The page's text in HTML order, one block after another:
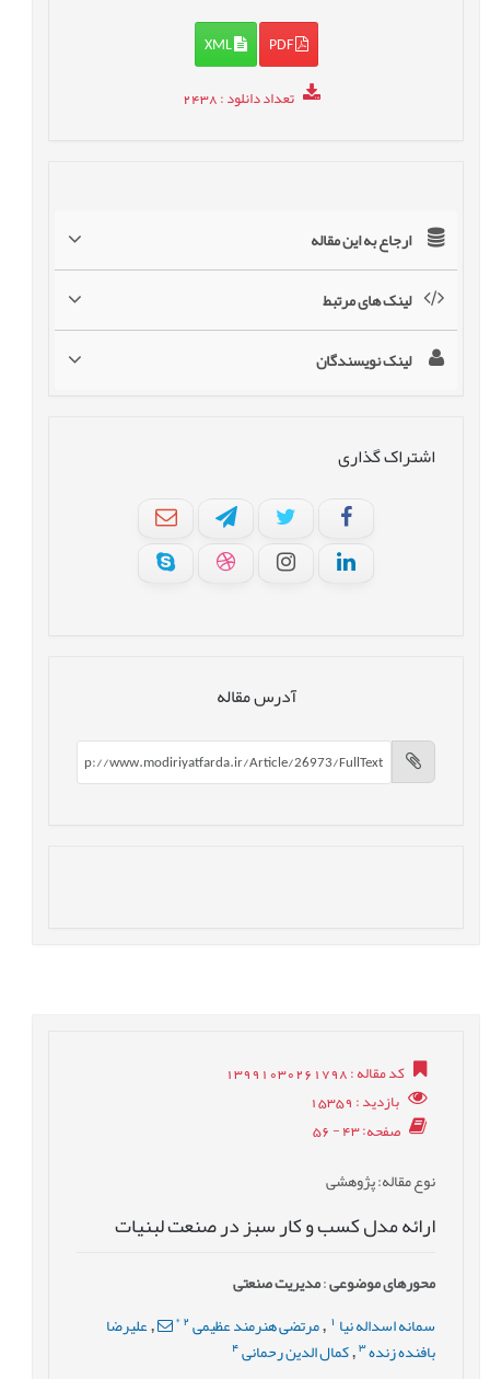
PDF
XML
تعداد دانلود: 2438
ارجاع به این مقاله
لینک های مرتبط
لینک نویسندگان
اشتراک گذاری
آدرس مقاله
کد مقاله: 13991030261798
بازدید: 15359
صفحه: 43 - 56
نوع مقاله: پژوهشی
ارائه مدل کسب و کار سبز در صنعت لبنیات
محورهای موضوعی:مدیریت صنعتی
سمانه اسداله نیا1
, مرتضی هنرمند عظیمی 2
*
,علیرضا
بافنده زنده3
,کمال الدین رحمانی 4